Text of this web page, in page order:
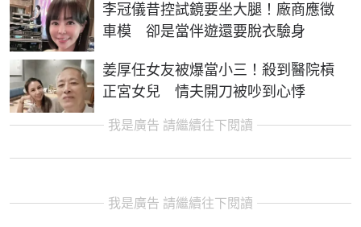
李冠儀昔控試鏡要坐大腿！廠商應徵
車模 卻是當伴遊還要脫衣驗身
姜厚任女友被爆當小三！殺到醫院槓
正宮女兒 情夫開刀被吵到心悸
我是廣告 請繼續往下閱讀
我是廣告 請繼續往下閱讀